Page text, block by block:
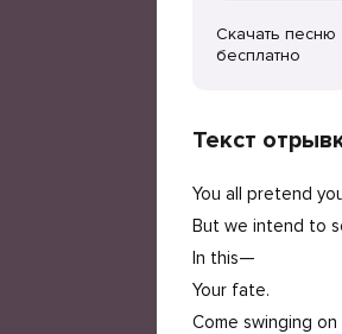
Скачать песню
бесплатно
Текст
You all pretend
But we intend to
In this—
Your fate.
Come swinging